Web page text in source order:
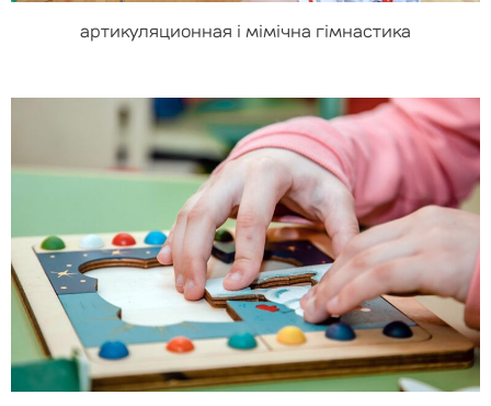
артикуляционная і мімічна гімнастика